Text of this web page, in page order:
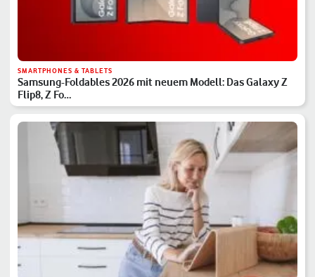
SMARTPHONES & TABLETS
Samsung-Foldables 2026 mit neuem Modell: Das Galaxy Z
Flip8, Z Fo…